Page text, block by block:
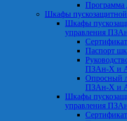
Программа
Шкафы пускозащитной
Шкафы
управления
Паспорт
ПЗАн-Х и
Опросный
ПЗАн-Х и
Шкафы
управления